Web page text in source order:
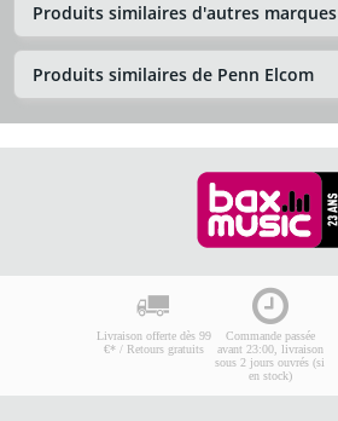
Produits similaires d'autres marques
Produits similaires de Penn Elcom
Livraison offerte dès 99
€* / Retours gratuits
Commande passée
avant 23:00, livraison
sous 2 jours ouvrés (si
en stock)